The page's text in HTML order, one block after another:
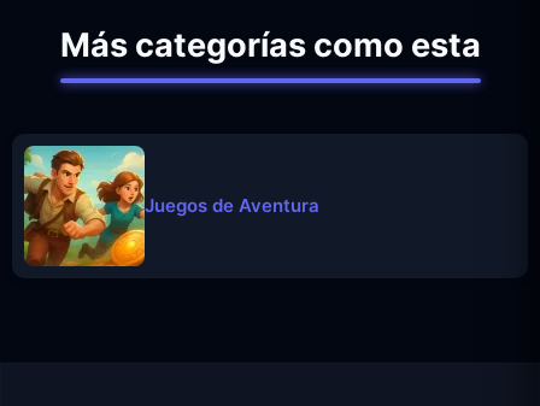
Más categorías como esta
Juegos de Aventura